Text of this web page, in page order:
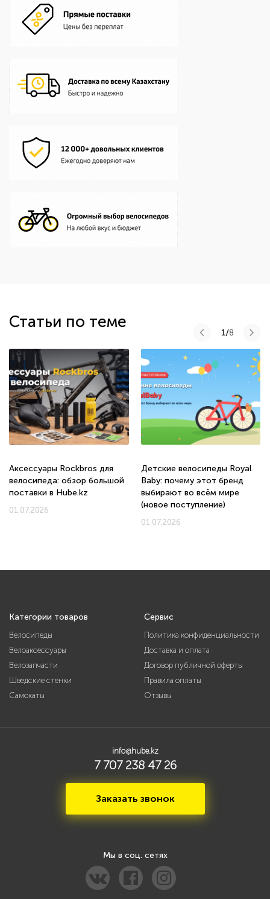
Статьи по теме
Аксессуары Rockbros для
велосипеда: обзор большой
поставки в Hube.kz
01.07.2026
Детские велосипеды Royal
Baby: почему этот бренд
выбирают во всём мире
(новое поступление)
01.07.2026
1/8
Категории товаров
Велосипеды
Велоаксессуары
Велозапчасти
Шведские стенки
Самокаты
Сервис
Политика конфиденциальности
Доставка и оплата
Договор публичной оферты
Правила оплаты
Отзывы
info@hube.kz
7 707 238 47 26
Заказать звонок
Мы в соц. сетях